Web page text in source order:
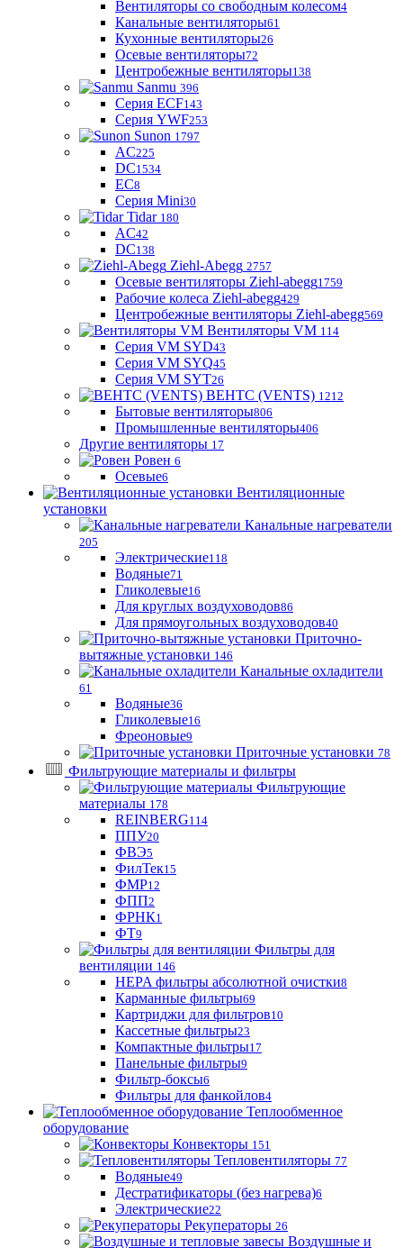
Вентиляторы со свободным колесом4
Канальные вентиляторы61
Кухонные вентиляторы26
Осевые вентиляторы72
Центробежные вентиляторы138
Sanmu 396
Серия ECF143
Серия YWF253
Sunon 1797
AC225
DC1534
EC8
Серия Mini30
Tidar 180
AC42
DC138
Ziehl-Abegg 2757
Осевые вентиляторы Ziehl-abegg1759
Рабочие колеса Ziehl-abegg429
Центробежные вентиляторы Ziehl-abegg569
Вентиляторы VM 114
Серия VM SYD43
Серия VM SYQ45
Серия VM SYT26
ВЕНТС (VENTS) 1212
Бытовые вентиляторы806
Промышленные вентиляторы406
Другие вентиляторы 17
Ровен 6
Осевые6
Вентиляционные
установки
Канальные нагреватели
205
Электрические118
Водяные71
Гликолевые16
Для круглых воздуховодов86
Для прямоугольных воздуховодов40
Приточно-
вытяжные установки 146
Канальные охладители
61
Водяные36
Гликолевые16
Фреоновые9
Приточные установки 78
Фильтрующие материалы и фильтры
Фильтрующие
материaлы 178
REINBERG114
ППУ20
ФВЭ5
ФилТек15
ФМР12
ФПП2
ФРНК1
ФТ9
Фильтры для
вентиляции 146
HEPA фильтры абсолютной очистки8
Карманные фильтры69
Картриджи для фильтров10
Кассетные фильтры23
Компактные фильтры17
Панельные фильтры9
Фильтр-боксы6
Фильтры для фанкойлов4
Теплообменное
оборудование
Конвекторы 151
Тепловентиляторы 77
Водяные49
Дестратификаторы (без нагрева)6
Электрические22
Рекуператоры 26
Воздушные и